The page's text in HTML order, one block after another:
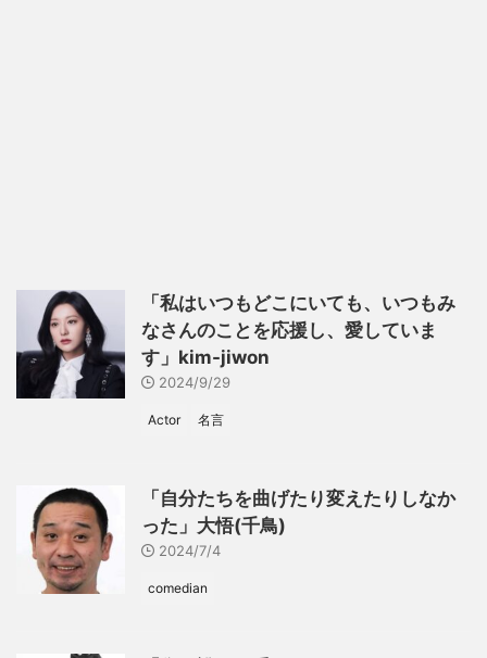
「私はいつもどこにいても、いつもみ
なさんのことを応援し、愛していま
す」kim-jiwon
2024/9/29
Actor 名言
「自分たちを曲げたり変えたりしなか
った」大悟(千鳥)
2024/7/4
comedian